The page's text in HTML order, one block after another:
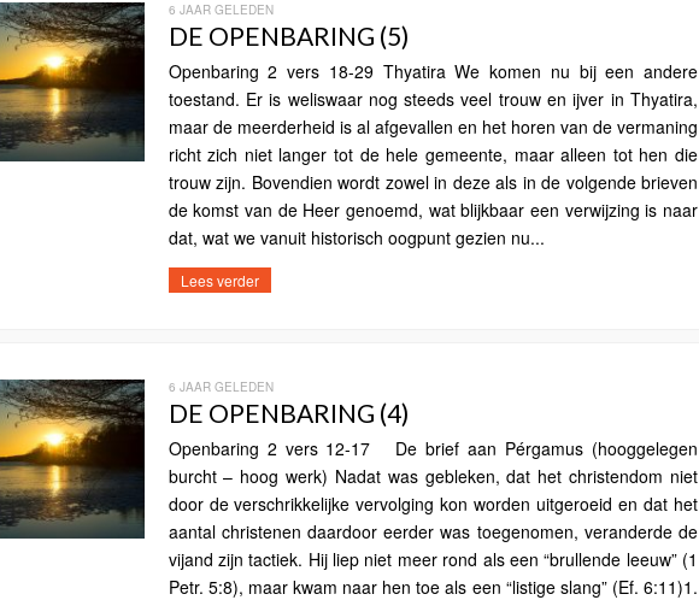
6 JAAR GELEDEN
DE OPENBARING (5)
Openbaring 2 vers 18-29 Thyatira We komen nu bij een andere
toestand. Er is weliswaar nog steeds veel trouw en ijver in Thyatira,
maar de meerderheid is al afgevallen en het horen van de vermaning
richt zich niet langer tot de hele gemeente, maar alleen tot hen die
trouw zijn. Bovendien wordt zowel in deze als in de volgende brieven
de komst van de Heer genoemd, wat blijkbaar een verwijzing is naar
dat, wat we vanuit historisch oogpunt gezien nu...
Lees verder
6 JAAR GELEDEN
DE OPENBARING (4)
Openbaring 2 vers 12-17 De brief aan Pérgamus (hooggelegen
burcht – hoog werk) Nadat was gebleken, dat het christendom niet
door de verschrikkelijke vervolging kon worden uitgeroeid en dat het
aantal christenen daardoor eerder was toegenomen, veranderde de
vijand zijn tactiek. Hij liep niet meer rond als een “brullende leeuw” (1
Petr. 5:8), maar kwam naar hen toe als een “listige slang” (Ef. 6:11)1.